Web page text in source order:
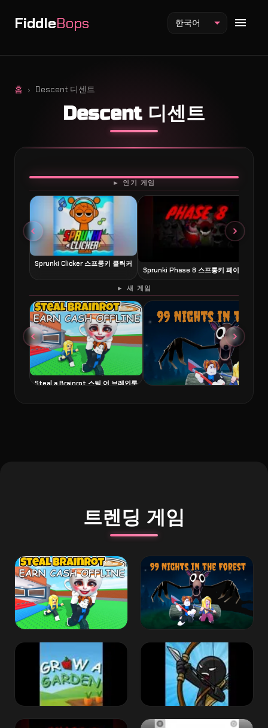
FiddleBops
Fiddlebops 모드
Incredibox 모드
Sprunki 모드
한국어
홈 Descent 디센트
Descent 디센트
► 인기 게임
Sprunki Clicker 스프룽키 클릭커
Sprunki Phase 8 스프룽키 페이즈 8
플레이
► 새 게임
Steal a Brainrot 스틸 어 브레인롯
트렌딩 게임